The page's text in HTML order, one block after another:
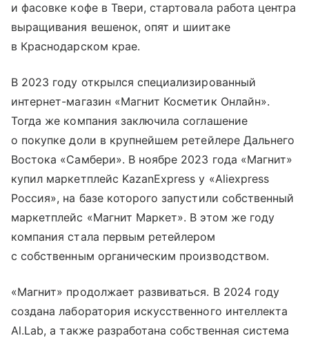
и фасовке кофе в Твери, стартовала работа центра
выращивания вешенок, опят и шиитаке
в Краснодарском крае.
В 2023 году открылся специализированный
интернет-магазин «Магнит Косметик Онлайн».
Тогда же компания заключила соглашение
о покупке доли в крупнейшем ретейлере Дальнего
Востока «Самбери». В ноябре 2023 года «Магнит»
купил маркетплейс KazanExpress у «Aliexpress
Россия», на базе которого запустили собственный
маркетплейс «Магнит Маркет». В этом же году
компания стала первым ретейлером
с собственным органическим производством.
«Магнит» продолжает развиваться. В 2024 году
создана лаборатория искусственного интеллекта
Al.Lab, а также разработана собственная система